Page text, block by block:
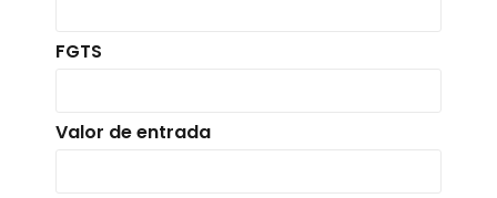
FGTS
Valor de entrada